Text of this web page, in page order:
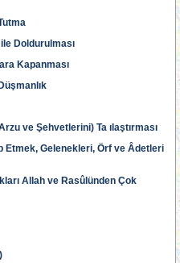
Doldurulması
Kapanması
ve Şehvetlerini) Ta ılaştırması
Etmek, Gelenekleri, Örf ve Âdetleri
Allah ve Rasûlünden Çok